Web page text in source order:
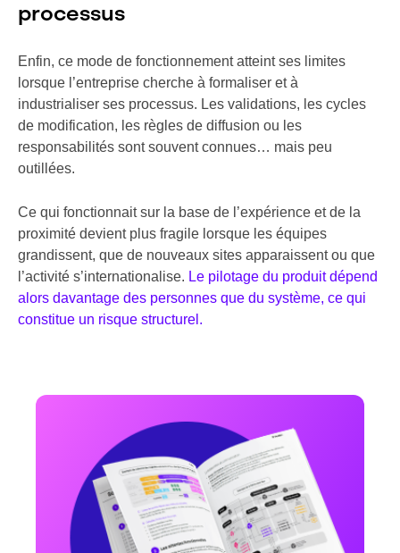
processus
Enfin, ce mode de fonctionnement atteint ses limites
lorsque l’entreprise cherche à formaliser et à
industrialiser ses processus. Les validations, les cycles
de modification, les règles de diffusion ou les
responsabilités sont souvent connues… mais peu
outillées.
Ce qui fonctionnait sur la base de l’expérience et de la
proximité devient plus fragile lorsque les équipes
grandissent, que de nouveaux sites apparaissent ou que
l’activité s’internationalise. Le pilotage du produit dépend
alors davantage des personnes que du système, ce qui
constitue un risque structurel.